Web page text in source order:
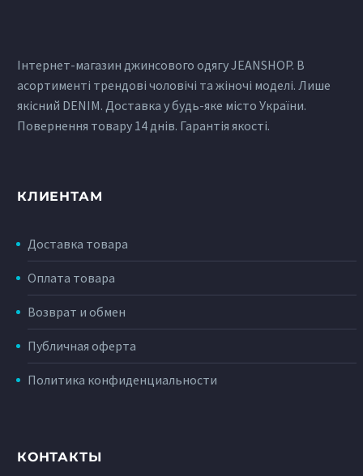
Інтернет-магазин джинсового одягу JEANSHOP. В
асортименті трендові чоловічі та жіночі моделі. Лише
якісний DENIM. Доставка у будь-яке місто України.
Повернення товару 14 днів. Гарантія якості.
КЛИЕНТАМ
Доставка товара
Оплата товара
Возврат и обмен
Публичная оферта
Политика конфиденциальности
КОНТАКТЫ